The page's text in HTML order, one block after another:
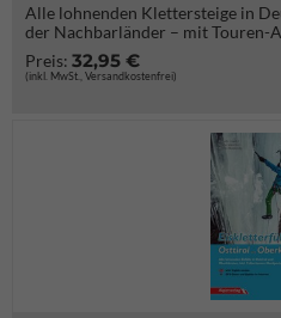
Alle lohnenden Klettersteige in
der Nachbarländer – mit Touren-
Preis: 32,95 €
(inkl. MwSt., Versandkostenfrei)